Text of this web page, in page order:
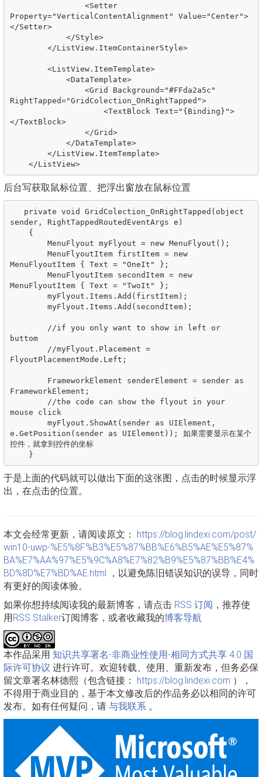
Property="VerticalContentAlignment" Value="Center">
</Setter>
RightTapped="GridColection_OnRightTapped">
</TextBlock>
    </ListView>
后台写获取鼠标位置、把浮出窗放在鼠标位置
sender, RightTappedRoutedEventArgs e)
MenuFlyoutItem { Text = "OneIt" };
MenuFlyoutItem { Text = "TwoIt" };
buttom
FlyoutPlacementMode.Left;
FrameworkElement;
mouse click
e.GetPosition(sender as UIElement)); 如果需要显示在某个
控件，就拿到控件的坐标
于是上面的代码就可以做出下面的这张图，点击的时候显示浮
出，在点击的位置。
本文会经常更新，请阅读原文： https://blog.lindexi.com/post/
win10-uwp-%E5%8F%B3%E5%87%BB%E6%B5%AE%E5%87%
BA%E7%AA%97%E5%9C%A8%E7%82%B9%E5%87%BB%E4%
BD%8D%E7%BD%AE.html ，以避免陈旧错误知识的误导，同时
有更好的阅读体验。
如果你想持续阅读我的最新博客，请点击 RSS 订阅 ，推荐使
用RSS Stalker订阅博客，或者收藏我的博客导航
本作品采用 知识共享署名-非商业性使用-相同方式共享 4.0 国
际许可协议 进行许可。欢迎转载、使用、重新发布，但务必保
留文章署名林德熙（包含链接： https://blog.lindexi.com ），
不得用于商业目的，基于本文修改后的作品务必以相同的许可
发布。如有任何疑问，请 与我联系 。